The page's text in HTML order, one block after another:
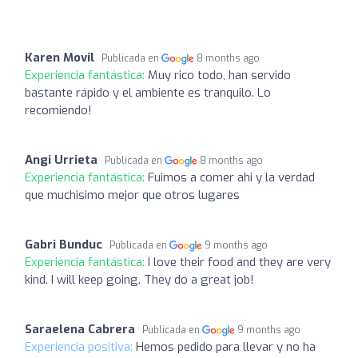
Karen Movil Publicada en 8 months ago
Experiencia fantástica: Muy rico todo, han servido
bastante rápido y el ambiente es tranquilo. Lo
recomiendo!
Angi Urrieta Publicada en 8 months ago
Experiencia fantástica: Fuimos a comer ahi y la verdad
que muchisimo mejor que otros lugares
Gabri Bunduc Publicada en 9 months ago
Experiencia fantástica: I love their food and they are very
kind. I will keep going. They do a great job!
Saraelena Cabrera Publicada en 9 months ago
Experiencia positiva: Hemos pedido para llevar y no ha